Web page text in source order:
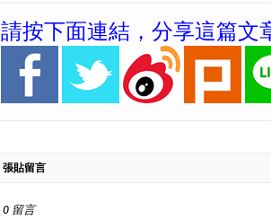
請按下面連結，分享這篇文
張貼留言
0 留言